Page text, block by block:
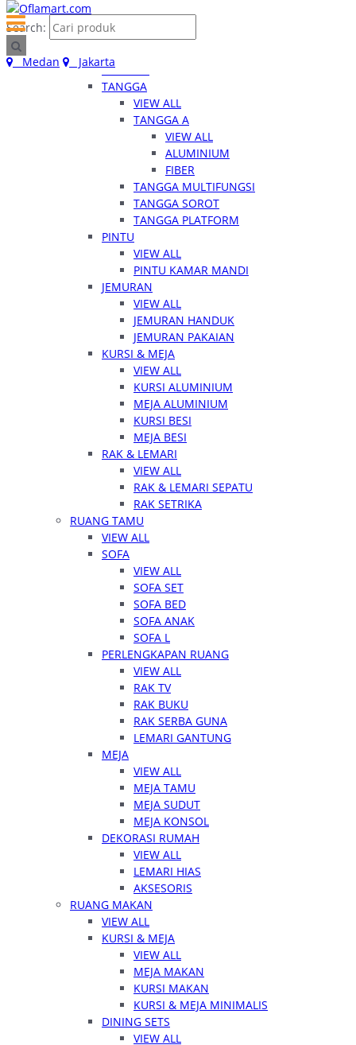
Home
Kategori
VIEW ALL
TANGGA
VIEW ALL
TANGGA A
VIEW ALL
ALUMINIUM
FIBER
TANGGA MULTIFUNGSI
TANGGA SOROT
TANGGA PLATFORM
PINTU
VIEW ALL
PINTU KAMAR MANDI
JEMURAN
VIEW ALL
JEMURAN HANDUK
JEMURAN PAKAIAN
KURSI & MEJA
VIEW ALL
KURSI ALUMINIUM
MEJA ALUMINIUM
KURSI BESI
MEJA BESI
RAK & LEMARI
VIEW ALL
RAK & LEMARI SEPATU
RAK SETRIKA
RUANG TAMU
VIEW ALL
SOFA
VIEW ALL
SOFA SET
SOFA BED
SOFA ANAK
SOFA L
PERLENGKAPAN RUANG
VIEW ALL
RAK TV
RAK BUKU
RAK SERBA GUNA
LEMARI GANTUNG
MEJA
VIEW ALL
MEJA TAMU
MEJA SUDUT
MEJA KONSOL
DEKORASI RUMAH
VIEW ALL
LEMARI HIAS
AKSESORIS
RUANG MAKAN
VIEW ALL
KURSI & MEJA
VIEW ALL
MEJA MAKAN
KURSI MAKAN
KURSI & MEJA MINIMALIS
DINING SETS
VIEW ALL
Search:
Medan Jakarta